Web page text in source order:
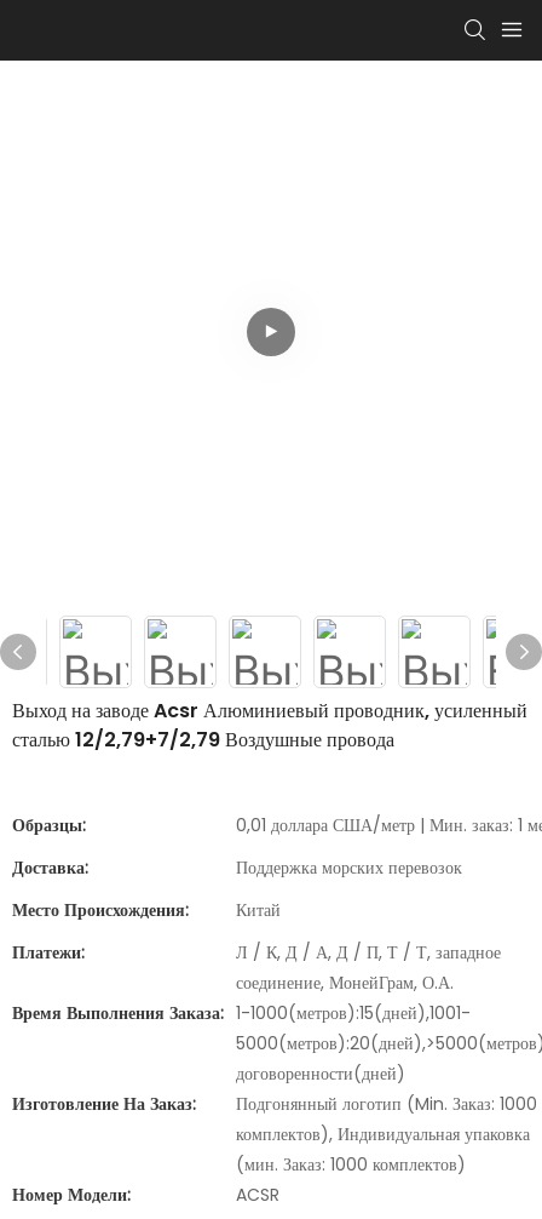
Выход на заводе Acsr Алюминиевый проводник, усиленный
сталью 12/2,79+7/2,79 Воздушные провода
Образцы:
0,01 доллара США/метр | Мин. заказ: 1
Доставка:
Поддержка морских перевозок
Место Происхождения:
Китай
Платежи:
Л / К, Д / А, Д / П, Т / Т, западное
соединение, МонейГрам, О.А.
Время Выполнения Заказа: 1-1000(метров):15(дней),1001-
договоренности(дней)
Изготовление На Заказ:
Подгонянный логотип (Min. Заказ: 1000
комплектов), Индивидуальная упаковка
(мин. Заказ: 1000 комплектов)
Номер Модели:
ACSR